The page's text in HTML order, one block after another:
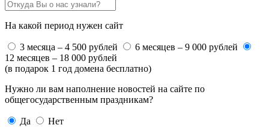
На какой период нужен сайт
3 месяца – 4 500 рублей
6 месяцев – 9 000 рублей
12 месяцев – 18 000 рублей
(в подарок 1 год домена бесплатно)
Нужно ли вам наполнение новостей на сайте по
общегосударственным праздникам?
Да
Нет